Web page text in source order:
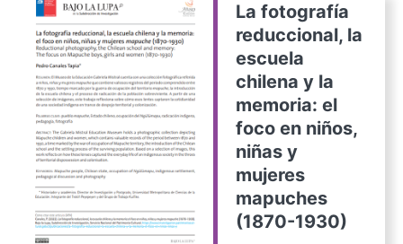
La fotografía
reduccional, la
escuela
chilena y la
memoria: el
foco en niños,
niñas y
mujeres
mapuches
(1870-1930)